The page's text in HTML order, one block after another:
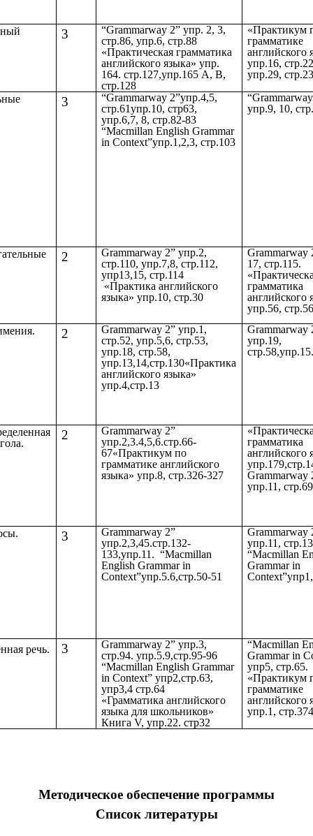
3
“Grammarway 2” упр. 2, 3,
стр.86, упр.6, стр.88
«Практическая грамматика
английского языка» упр.
164. стр.127,упр.165 А, B,
стр.128
«Практикум
грамматике
английского
упр.16,
упр.29,
3
“Grammarway 2”упр.4,5,
стр.61упр.10, стр63,
упр.6,7, 8, стр.82-83
“Macmillan English Grammar
in Context”упр.1,2,3, стр.103
упр.9, 10,
2
Grammarway 2” упр.2,
стр.110, упр.7,8, стр.112,
упр13,15, стр.114
«Практика английского
языка» упр.10, стр.30
Grammarway
17, стр.115.
грамматика
английского
упр.56,
2
Grammarway 2” упр.1,
стр.52, упр.5,6, стр.53,
упр.18, стр.58,
упр.13,14,стр.130«Практика
английского языка»
упр.4,стр.13
Grammarway
упр.19,
2
Grammarway 2”
упр.2,3.4,5,6.стр.66-
67«Практикум по
грамматике английского
языка» упр.8, стр.326-327
грамматика
английского
Grammarway
упр.11, стр.69
3
Grammarway 2”
упр.2,3,45.стр.132-
133,упр.11. “Macmillan
English Grammar in
Context”упр.5.6,стр.50-51
Grammarway
упр.11,
“Macmillan
Grammar in
речь. 3
Grammarway 2” упр.3,
стр.94. упр.5.9,стр.95-96
“Macmillan English Grammar
in Context” упр2,стр.63,
упр3,4 стр.64
«Грамматика английского
языка для школьников»
Книга V, упр.22. стр32
“Macmillan
Grammar in
упр5, стр.65.
«Практикум
грамматике
английского
упр.1,
Методическое обеспечение программы
Список литературы